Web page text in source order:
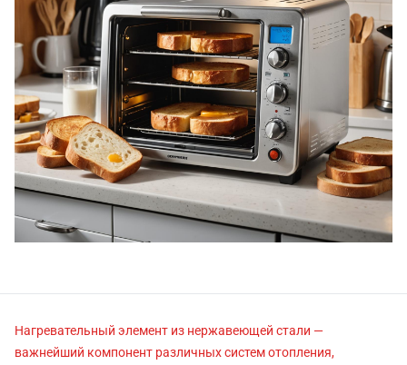
Нагревательный элемент из нержавеющей стали —
важнейший компонент различных систем отопления,